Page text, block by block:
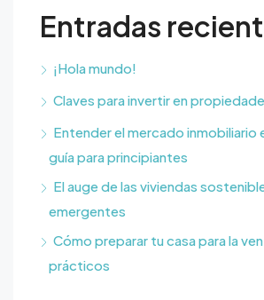
Entradas
¡Hola mundo!
Claves para invertir en
Entender el mercado inmobiliario
guía para principiantes
El auge de las viviendas
emergentes
Cómo preparar tu casa para la
prácticos